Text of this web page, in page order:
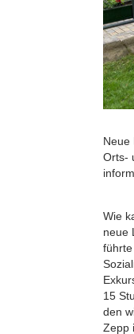
Neue
Orts-
Wie
neue
15
den
Zepp